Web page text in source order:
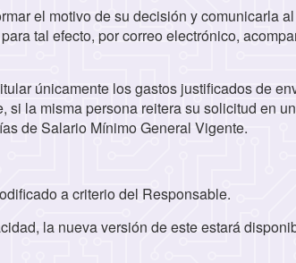
el motivo de su decisión y comunicarla
tal efecto, por correo electrónico,
únicamente los gastos justificados de
si la misma persona reitera su solicitud en
de Salario Mínimo General Vigente.
a criterio del Responsable.
la nueva versión de este estará